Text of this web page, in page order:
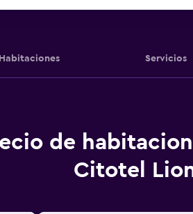
Habitaciones Servicios
de
Citotel